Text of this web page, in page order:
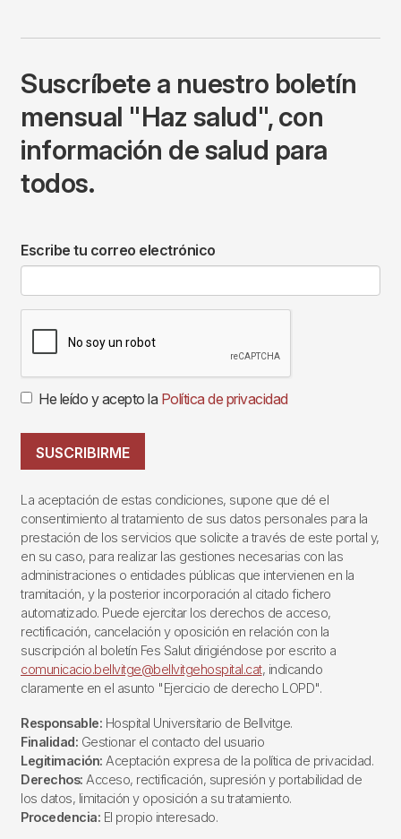
Suscríbete a nuestro boletín
mensual "Haz salud", con
información de salud para
todos.
Escribe tu correo electrónico
He leído y acepto la Política de privacidad
SUSCRIBIRME
La aceptación de estas condiciones, supone que dé el
consentimiento al tratamiento de sus datos personales para la
prestación de los servicios que solicite a través de este portal y,
en su caso, para realizar las gestiones necesarias con las
administraciones o entidades públicas que intervienen en la
tramitación, y la posterior incorporación al citado fichero
automatizado. Puede ejercitar los derechos de acceso,
rectificación, cancelación y oposición en relación con la
suscripción al boletín Fes Salut dirigiéndose por escrito a
comunicacio.bellvitge@bellvitgehospital.cat, indicando
claramente en el asunto "Ejercicio de derecho LOPD".
Responsable: Hospital Universitario de Bellvitge.
Finalidad: Gestionar el contacto del usuario
Legitimación: Aceptación expresa de la política de privacidad.
Derechos: Acceso, rectificación, supresión y portabilidad de
los datos, limitación y oposición a su tratamiento.
Procedencia: El propio interesado.